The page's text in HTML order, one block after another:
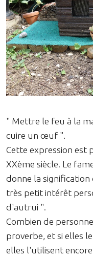
" Mettre le feu à la
cuire un œuf ".
Cette expression est
XXème siècle. Le
donne la signification
très petit intérêt
d'autrui ".
Combien de
proverbe, et si elles
elles l'utilisent encore